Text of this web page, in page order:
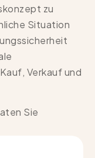
zu
Situation
Verkauf und
Sie